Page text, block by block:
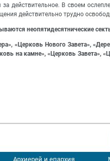
действительное. В своем
действительно трудно
неопятидесятнические
«Церковь Нового Завета»,
на камне», «Церковь Завета»,
Архиерей и епархия